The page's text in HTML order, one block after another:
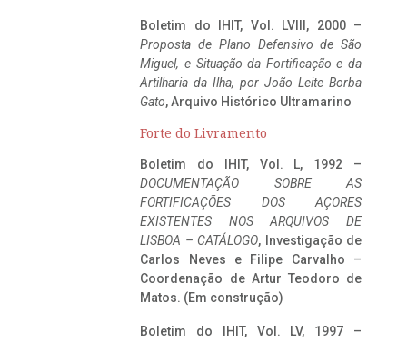
Boletim do IHIT, Vol. LVIII, 2000 –
Proposta de Plano Defensivo de São
Miguel, e Situação da Fortificação e da
Artilharia da Ilha, por João Leite Borba
Gato, Arquivo Histórico Ultramarino
Forte do Livramento
Boletim do IHIT, Vol. L, 1992 –
DOCUMENTAÇÃO SOBRE AS
FORTIFICAÇÕES DOS AÇORES
EXISTENTES NOS ARQUIVOS DE
LISBOA – CATÁLOGO, Investigação de
Carlos Neves e Filipe Carvalho –
Coordenação de Artur Teodoro de
Matos. (Em construção)
Boletim do IHIT, Vol. LV, 1997 –